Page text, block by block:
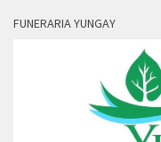
FUNERARIA YUNGAY